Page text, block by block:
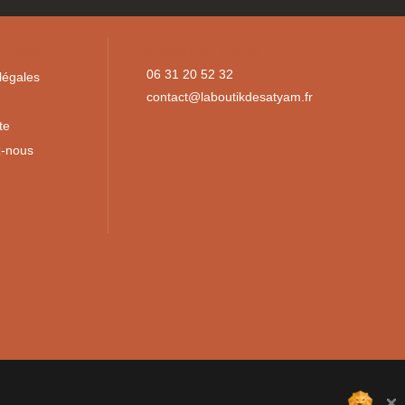
nous
06 31 20 52 32
contact@laboutikdesatyam.fr